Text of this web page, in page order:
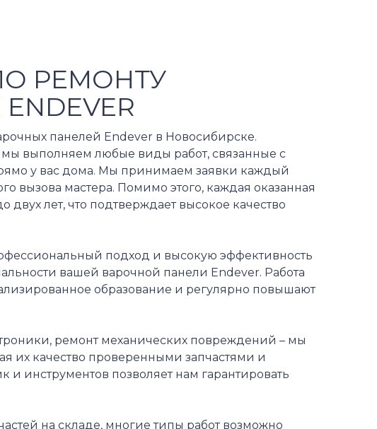
РЕМОНТУ
панелей Endever в Новосибирске.
выполняем любые виды работ, связанные с
у вас дома. Мы принимаем заявки каждый
вызова мастера. Помимо этого, каждая оказанная
лет, что подтверждает высокое качество
подход и высокую эффективность
вашей варочной панели Endever. Работа
образование и регулярно повышают
ремонт механических повреждений – мы
их качество проверенными запчастями и
инструментов позволяет нам гарантировать
на складе, многие типы работ возможно